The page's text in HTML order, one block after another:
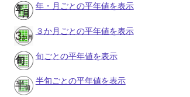
年・月ごとの平年値を表示
３か月ごとの平年値を表示
旬ごとの平年値を表示
半旬ごとの平年値を表示